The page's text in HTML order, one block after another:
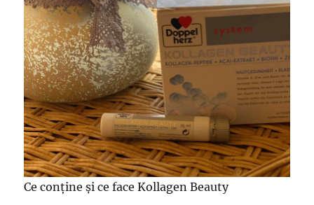
Ce conține și ce face Kollagen Beauty